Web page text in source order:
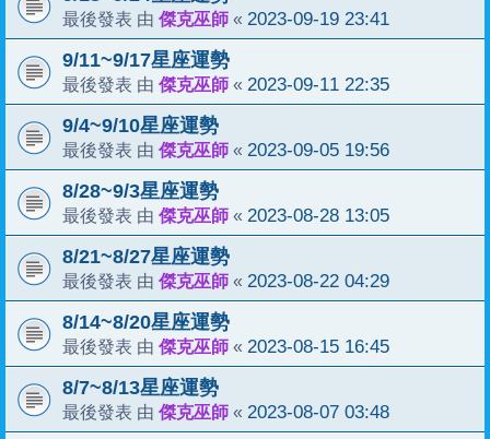
最後發表 由 傑克巫師 « 2023-09-19 23:41
9/11~9/17星座運勢
最後發表 由 傑克巫師 « 2023-09-11 22:35
9/4~9/10星座運勢
最後發表 由 傑克巫師 « 2023-09-05 19:56
8/28~9/3星座運勢
最後發表 由 傑克巫師 « 2023-08-28 13:05
8/21~8/27星座運勢
最後發表 由 傑克巫師 « 2023-08-22 04:29
8/14~8/20星座運勢
最後發表 由 傑克巫師 « 2023-08-15 16:45
8/7~8/13星座運勢
最後發表 由 傑克巫師 « 2023-08-07 03:48